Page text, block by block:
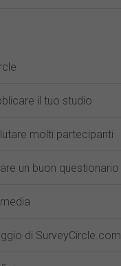
il tuo studio
molti partecipanti
un buon questionario
di SurveyCircle.com